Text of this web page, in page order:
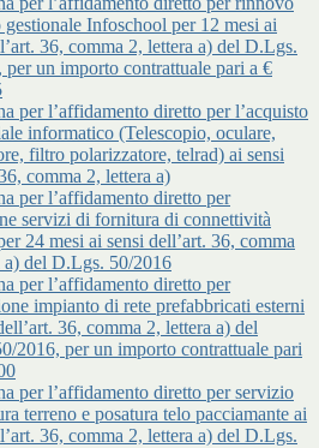
gestionale Infoschool per 12 mesi ai
36, comma 2, lettera a) del D.Lgs.
per un importo contrattuale pari a €
per l’affidamento diretto per l’acquisto
informatico (Telescopio, oculare,
filtro polarizzatore, telrad) ai sensi
comma 2, lettera a)
per l’affidamento diretto per
servizi di fornitura di connettività
24 mesi ai sensi dell’art. 36, comma
a) del D.Lgs. 50/2016
per l’affidamento diretto per
impianto di rete prefabbricati esterni
36, comma 2, lettera a) del
2016, per un importo contrattuale pari
per l’affidamento diretto per servizio
terreno e posatura telo pacciamante ai
36, comma 2, lettera a) del D.Lgs.